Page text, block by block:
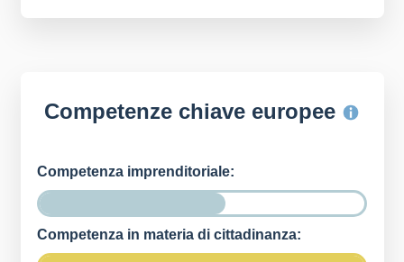
Competenze chiave europee
Competenza imprenditoriale:
Competenza in materia di cittadinanza: